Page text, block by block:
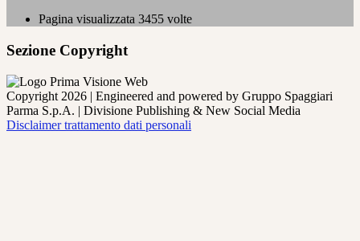
Pagina visualizzata 3455 volte
Sezione Copyright
Copyright 2026 | Engineered and powered by Gruppo Spaggiari
Parma S.p.A. | Divisione Publishing & New Social Media
Disclaimer trattamento dati personali